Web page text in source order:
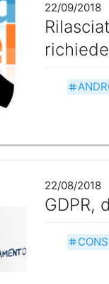
22/09/2018
tag
22/08/2018
GDPR,
tag